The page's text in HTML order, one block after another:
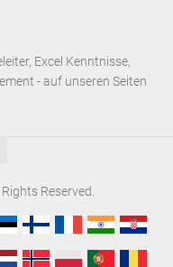
Excel Kenntnisse,
- auf unseren Seiten
Reserved.